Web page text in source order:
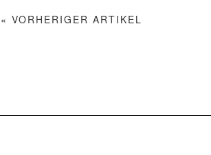
« VORHERIGER ARTIKEL